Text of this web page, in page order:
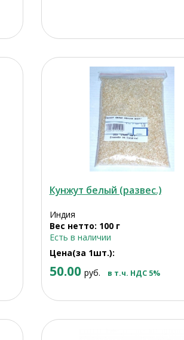
Кунжут белый (развес.)
Индия
Вес нетто: 100 г
Есть в наличии
Цена(за 1шт.):
50.00 руб. в т.ч. НДС 5%